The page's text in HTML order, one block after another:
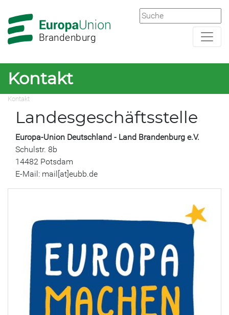
Hauptnavigation
Hauptbereich
Brandenburg
Kontakt
Kontakt
Landesgeschäftsstelle
Europa-Union Deutschland - Land Brandenburg e.V.
Schulstr. 8b
14482 Potsdam
E-Mail: mail[at]eubb.de